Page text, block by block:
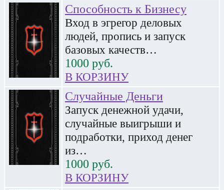
Способность к Бизнесу
Вход в эгрегор деловых
людей, пропись и запуск
базовых качеств…
1000 руб.
В КОРЗИНУ
Случайные Деньги
Запуск денежной удачи,
случайные выигрыши и
подработки, приход денег
из…
1000 руб.
В КОРЗИНУ